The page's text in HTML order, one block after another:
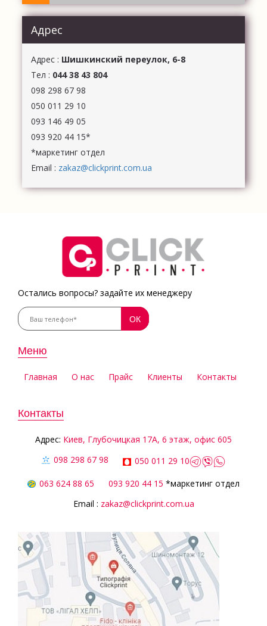
Адрес
Aдрес : Шишкинский переулок, 6-8
Тел : 044 38 43 804
098 298 67 98
050 011 29 10
093 146 49 05
093 920 44 15*
*маркетинг отдел
Email : zakaz@clickprint.com.ua
Остались вопросы? задайте их менеджеру
Меню
Главная О нас Прайс Клиенты Контакты
Контакты
Aдрес: Киев, Глубочицкая 17А, 6 этаж, офис 605
098 298 67 98
050 011 29 10
063 624 88 65 093 920 44 15 *маркетинг отдел
Email : zakaz@clickprint.com.ua